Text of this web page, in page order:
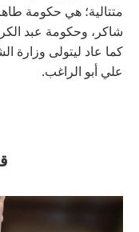
متتالية؛ هي حكومة
شاكر، وحكومة عبد
كما عاد ليتولى وزارة
علي أبو الراغب.